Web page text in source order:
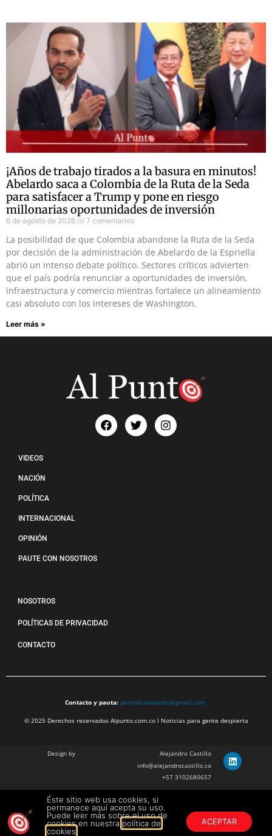
¡Años de trabajo tirados a la basura en minutos!
Abelardo saca a Colombia de la Ruta de la Seda
para satisfacer a Trump y pone en riesgo
millonarias oportunidades de inversión
6 de agosto de 2026 7 comentarios
La posibilidad de que Colombia abandone la Ruta de la Seda
por decisión de la administración de Abelardo de la Espriella
abrió un intenso debate político. Sectores críticos advierten
que el país podría renunciar a oportunidades de inversión,
infraestructura y comercio mientras fortalece un alineamiento
casi absoluto con los intereses de Washington.
Leer más »
VIDEOS
NACIÓN
POLÍTICA
INTERNACIONAL
OPINIÓN
PAUTE CON NOSOTROS
NOSOTROS
POLÍTICAS DE PRIVACIDAD
CONTACTO
Contacto y pauta: periodicoalpunto@gmail.com
© 2025 Derechos reservados Alpunto.com.co l Noticias para gente despierta
Design by
Alejandro Castillo
info@alejandrocastillo.co
+57 3102680657
Julian Barragan Verano
julbarg@gmail.com
+57 312 308 9218
Éste sitio web usa cookies, si
permanece aquí acepta su uso.
Puede leer más sobre el uso de
cookies en nuestra política de
cookies
ACEPTAR